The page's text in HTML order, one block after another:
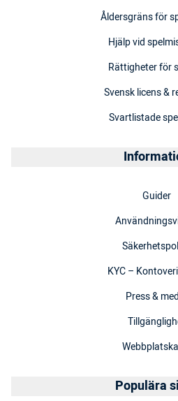
Åldersgräns för
Hjälp vid
Rättigheter för
Svensk licens &
Svartlistade
Guider
KYC –
Press &
Populära